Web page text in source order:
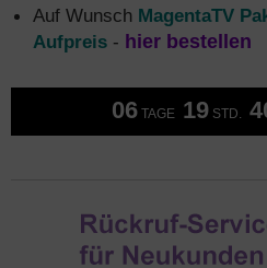
Auf Wunsch MagentaTV
Aufpreis - hier bestellen
06 TAGE 19 STD.